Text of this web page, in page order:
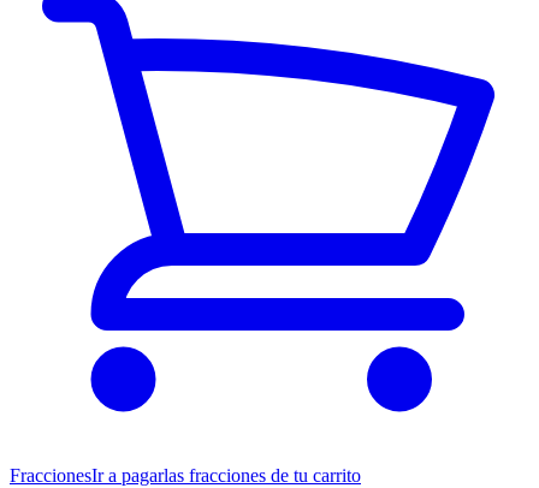
FraccionesIr a pagarlas fracciones de tu carrito